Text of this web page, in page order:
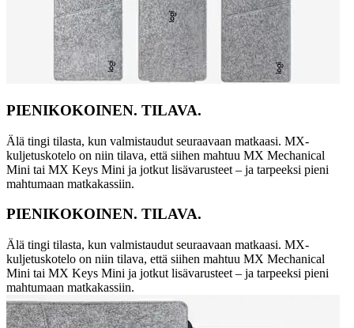
PIENIKOKOINEN. TILAVA.
Älä tingi tilasta, kun valmistaudut seuraavaan matkaasi. MX-
kuljetuskotelo on niin tilava, että siihen mahtuu MX Mechanical
Mini tai MX Keys Mini ja jotkut lisävarusteet – ja tarpeeksi pieni
mahtumaan matkakassiin.
PIENIKOKOINEN. TILAVA.
Älä tingi tilasta, kun valmistaudut seuraavaan matkaasi. MX-
kuljetuskotelo on niin tilava, että siihen mahtuu MX Mechanical
Mini tai MX Keys Mini ja jotkut lisävarusteet – ja tarpeeksi pieni
mahtumaan matkakassiin.